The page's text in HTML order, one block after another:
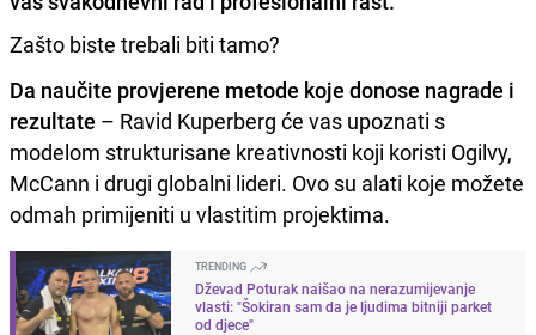
Zašto biste trebali biti tamo?
Da naučite provjerene metode koje donose nagrade i
rezultate – Ravid Kuperberg će vas upoznati s
modelom strukturisane kreativnosti koji koristi Ogilvy,
McCann i drugi globalni lideri. Ovo su alati koje možete
odmah primijeniti u vlastitim projektima.
TRENDING
Dževad Poturak naišao na nerazumijevanje
vlasti: "Šokiran sam da je ljudima bitniji parket
od djece"